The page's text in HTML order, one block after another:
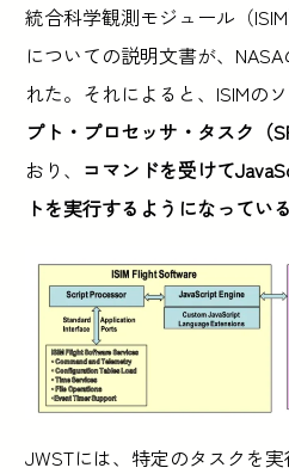
統合科学観測モジュール（
についての説明文書が、
れた。それによると、ISIMの
プト・プロセッサ・タスク（
おり、 コマンドを受けて
トを実行するようになっている
JWSTには、特定のタスクを